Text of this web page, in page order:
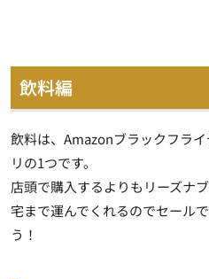
飲料編
飲料は、Amazonブラックフラ
リの1つです。
店頭で購入するよりもリーズナ
宅まで運んでくれるのでセール
う！